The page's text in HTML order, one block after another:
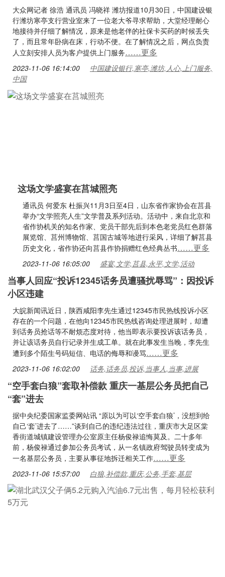
大众网记者 徐浩 通讯员 冯晓祥 潍坊报道10月30日，中国建设银
行潍坊寒亭支行营业室来了一位老大爷寻求帮助，大堂经理耐心
地接待并仔细了解情况，原来是他老伴的社保卡买药的时候丢失
了，而且常年卧病在床，行动不便。在了解情况之后，网点负责
人立刻安排人员为客户提供上门服务……更多
2023-11-06 16:14:00
中国建设银行,寒亭,潍坊,人心,上门服务,
中国
这场文学盛宴在莒城照亮
通讯员 何爱东 杜振兴11月3日至4日，山东省作家协会在莒县
举办“文学照亮人生”文学普及系列活动。活动中，来自北京和
省作协机关的知名作家、党员干部先后到本色老党员红色群落
展览馆、莒州博物馆、莒国古城等地进行采风，详细了解莒县
历史文化，省作协还向莒县作协捐赠红色经典丛书……更多
2023-11-06 16:05:00 盛宴,文学,莒县,永平,文学,活动
当事人回应“投诉12345话务员遭骚扰辱骂”：因投诉
小区违建
大皖新闻讯近日，陕西咸阳李先生通过12345市民热线投诉小区
存在的一个问题，在他向12345市民热线咨询处理进展时，却遭
到话务员抢话等不耐烦态度对待，他当即表示要投诉该话务员，
并让该话务员自行记录并生成工单。就在此事发生当晚，李先生
遭到多个陌生号码短信、电话的侮辱和谩骂……更多
2023-11-06 16:02:00 话务,话务员,投诉,当事人,当事,进展
“空手套白狼”套取补偿款 重庆一基层公务员把自己
“套”进去
据中央纪委国家监委网站讯 “原以为可以‘空手套白狼’，没想到给
自己‘套’进去了……”谈到自己的违纪违法过往，重庆市大足区棠
香街道城镇建设管理办公室原主任杨俊禄追悔莫及。二十多年
前，杨俊禄通过参加公务员考试，从一名镇政府驾驶员转变成为
一名基层公务员，主要从事征地拆迁相关工作……更多
2023-11-06 15:57:00 白狼,补偿款,重庆,公务,手套,基层